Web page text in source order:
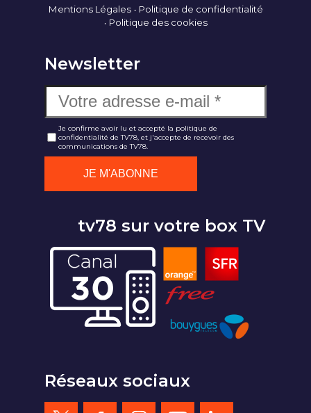
Mentions Légales
Politique de confidentialité
Politique des cookies
Newsletter
Je confirme avoir lu et accepté la politique de
confidentialité de TV78, et j'accepte de recevoir des
communications de TV78.
tv78 sur votre box TV
Réseaux sociaux